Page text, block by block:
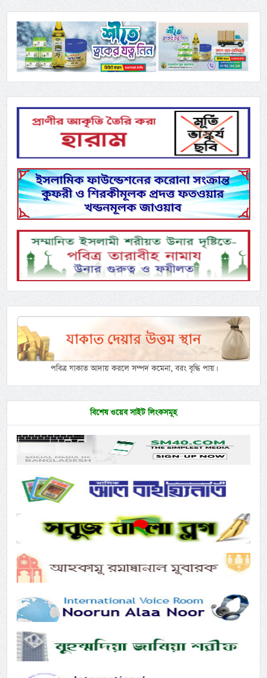
পবিত্র যাকাত আদায় করলে সম্পদ কমেনা, বরং বৃদ্ধি পায়।
বিশেষ ওয়েব সাইট লিংকসমূহ